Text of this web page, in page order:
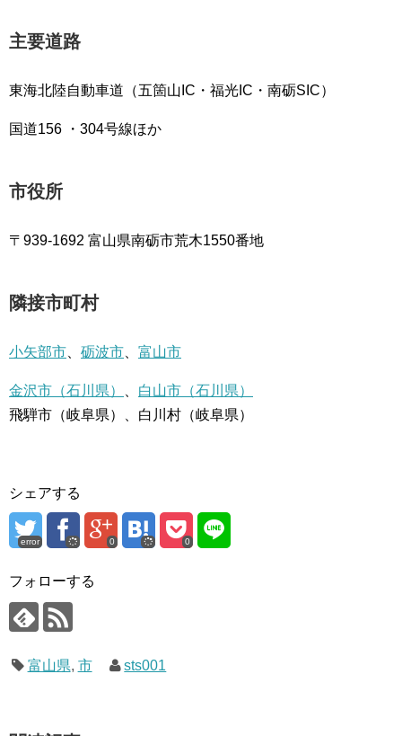
主要道路
東海北陸自動車道（五箇山IC・福光IC・南砺SIC）
国道156 ・304号線ほか
市役所
〒939-1692 富山県南砺市荒木1550番地
隣接市町村
小矢部市 砺波市 富山市
金沢市（石川県）
白山市（石川県）
飛騨市（岐阜県）、白川村（岐阜県）
シェアする
error 0 0
フォローする
富山県, 市 sts001